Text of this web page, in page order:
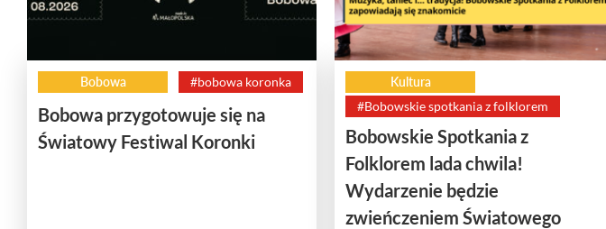
Bobowa #bobowa koronka
Bobowa przygotowuje się na
Światowy Festiwal Koronki
Kultura
#Bobowskie spotkania z folklorem
Bobowskie Spotkania z
Folklorem lada chwila!
Wydarzenie będzie
zwieńczeniem Światowego